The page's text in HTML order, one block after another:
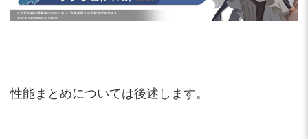
性能まとめについては後述します。